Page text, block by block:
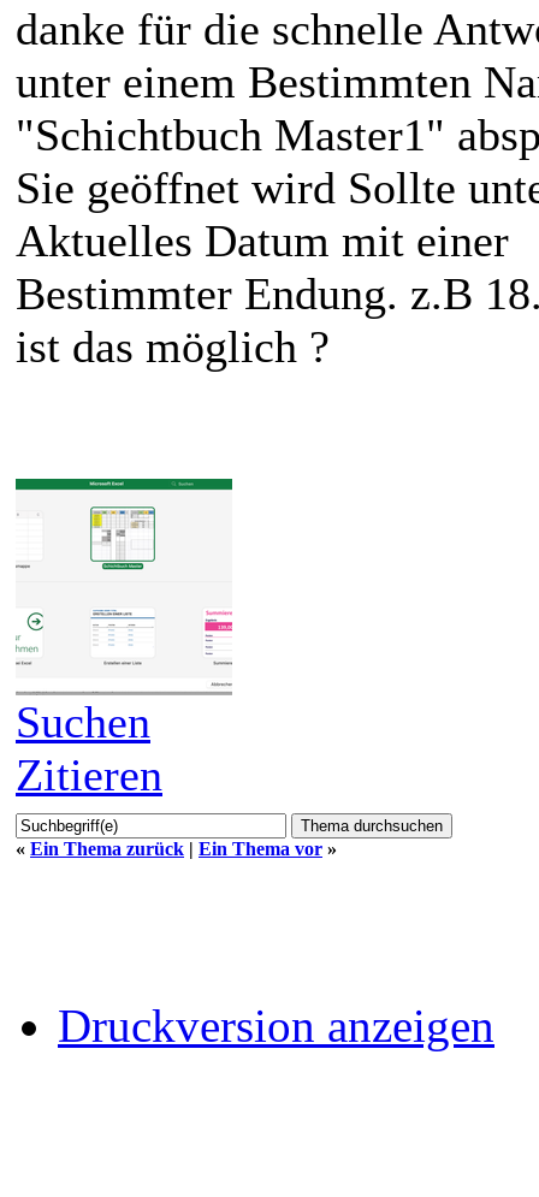
danke für die schnelle
unter einem Bestimmten
"Schichtbuch Master1"
Sie geöffnet wird Sollte
Aktuelles Datum mit einer
Bestimmter Endung. z.B
ist das möglich ?
Suchen
Zitieren
« Ein Thema zurück | Ein Thema vor »
Druckversion anzeigen